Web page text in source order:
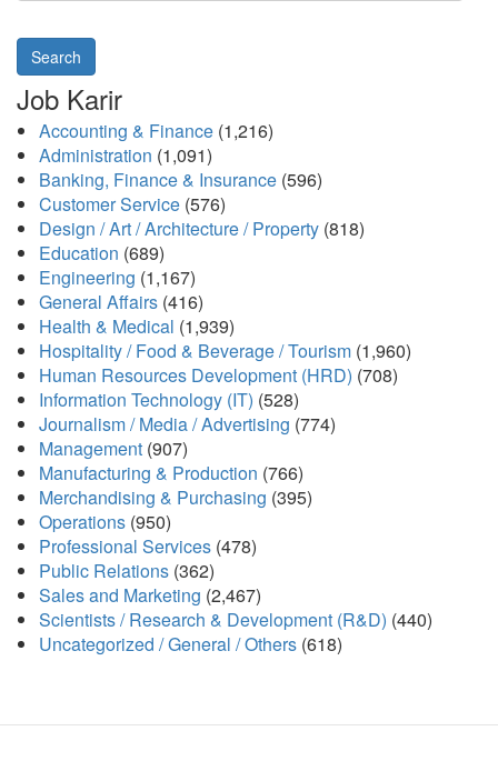
Search
Job Karir
Accounting & Finance (1,216)
Administration (1,091)
Banking, Finance & Insurance (596)
Customer Service (576)
Design / Art / Architecture / Property (818)
Education (689)
Engineering (1,167)
General Affairs (416)
Health & Medical (1,939)
Hospitality / Food & Beverage / Tourism (1,960)
Human Resources Development (HRD) (708)
Information Technology (IT) (528)
Journalism / Media / Advertising (774)
Management (907)
Manufacturing & Production (766)
Merchandising & Purchasing (395)
Operations (950)
Professional Services (478)
Public Relations (362)
Sales and Marketing (2,467)
Scientists / Research & Development (R&D) (440)
Uncategorized / General / Others (618)